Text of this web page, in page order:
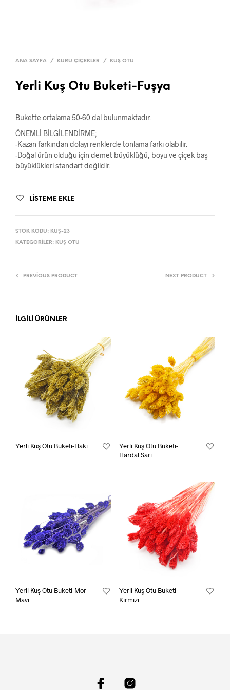
ANA SAYFA / KURU ÇIÇEKLER / KUŞ OTU
Yerli Kuş Otu Buketi-Fuşya
Bukette ortalama 50-60 dal bulunmaktadır.
ÖNEMLİ BİLGİLENDİRME;
-Kazan farkından dolayı renklerde tonlama farkı olabilir.
-Doğal ürün olduğu için demet büyüklüğü, boyu ve çiçek baş
büyüklükleri standart değildir.
LISTEME EKLE
STOK KODU: KUŞ-23
KATEGORILER: KUŞ OTU
PREVIOUS PRODUCT NEXT PRODUCT
İLGILI ÜRÜNLER
Yerli Kuş Otu Buketi-Haki
Yerli Kuş Otu Buketi-
Hardal Sarı
Yerli Kuş Otu Buketi-Mor
Mavi
Yerli Kuş Otu Buketi-
Kırmızı